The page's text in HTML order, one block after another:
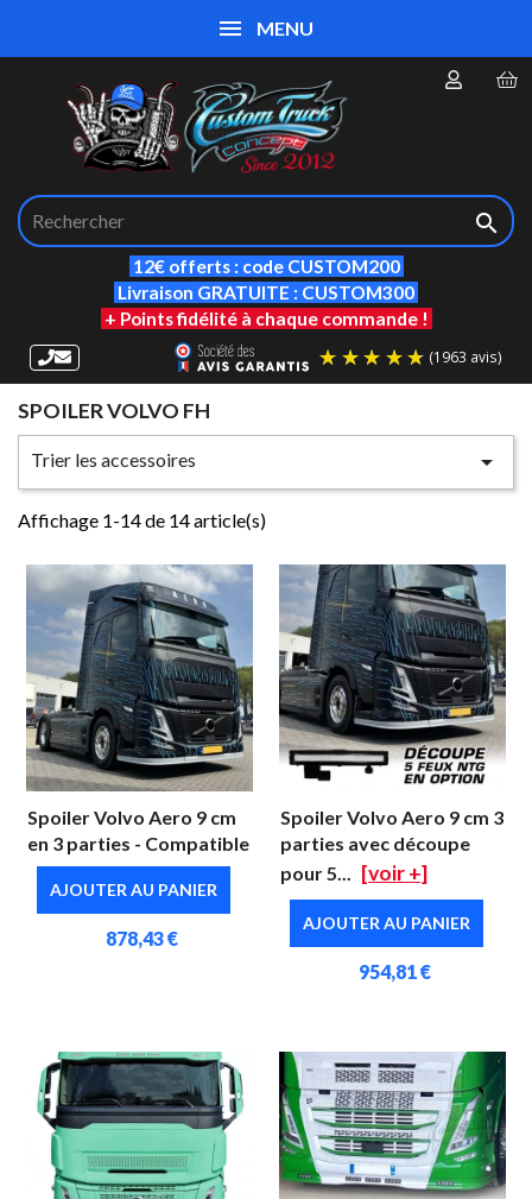

12€ offerts : code CUSTOM200
Livraison GRATUITE : CUSTOM300
+ Points fidélité à chaque commande !
MENU
SPOILER VOLVO FH
Trier les accessoires 
Affichage 1-14 de 14 article(s)
Spoiler Volvo Aero 9 cm
en 3 parties - Compatible
AJOUTER AU PANIER
878,43 €
Spoiler Volvo Aero 9 cm 3
parties avec découpe
pour 5... [voir +]
AJOUTER AU PANIER
954,81 €